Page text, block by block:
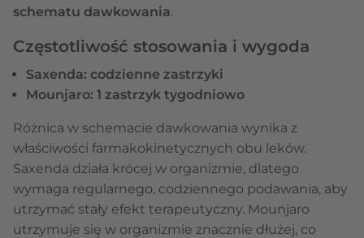
schematu dawkowania.
Częstotliwość stosowania i wygoda
Saxenda: codzienne zastrzyki
Mounjaro: 1 zastrzyk tygodniowo
Różnica w schemacie dawkowania wynika z
właściwości farmakokinetycznych obu leków.
Saxenda działa krócej w organizmie, dlatego
wymaga regularnego, codziennego podawania, aby
utrzymać stały efekt terapeutyczny. Mounjaro
utrzymuje się w organizmie znacznie dłużej, co